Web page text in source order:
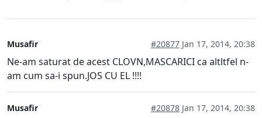
Musafir #20877 Jan 17, 2014, 20:38
Ne-am saturat de acest CLOVN,MASCARICI ca altltfel n-
am cum sa-i spun.JOS CU EL !!!!
Musafir #20878 Jan 17, 2014, 20:38